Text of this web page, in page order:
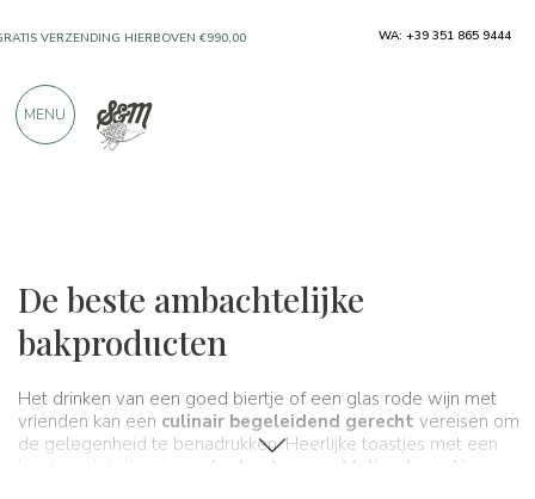
De beste ambachtelijke
bakproducten
Het drinken van een goed biertje of een glas rode wijn met
vrienden kan een culinair begeleidend gerecht vereisen om
de gelegenheid te benadrukken. Heerlijke toastjes met een
beetje culatello op een krokante snee Molise-brood kunnen
WA: +39 351 865 9444
MENU